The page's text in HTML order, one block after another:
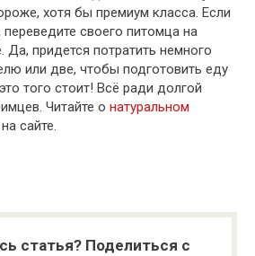
хотя бы премиум класса. Если
своего питомца на
Да, придется потратить немного
или две, чтобы подготовить еду
того стоит! Всё ради долгой
Читайте о натуральном
сайте.
статья? Поделиться с